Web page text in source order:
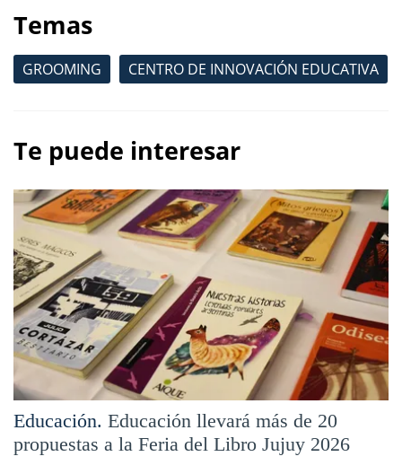
Temas
GROOMING CENTRO DE INNOVACIÓN EDUCATIVA
Te puede interesar
Educación. Educación llevará más de 20
propuestas a la Feria del Libro Jujuy 2026